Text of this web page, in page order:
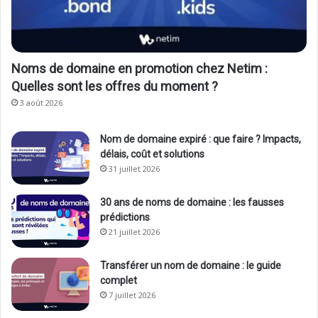
Noms de domaine en promotion chez Netim :
Quelles sont les offres du moment ?
3 août 2026
Nom de domaine expiré : que faire ? Impacts,
délais, coût et solutions
31 juillet 2026
30 ans de noms de domaine : les fausses
prédictions
21 juillet 2026
Transférer un nom de domaine : le guide
complet
7 juillet 2026